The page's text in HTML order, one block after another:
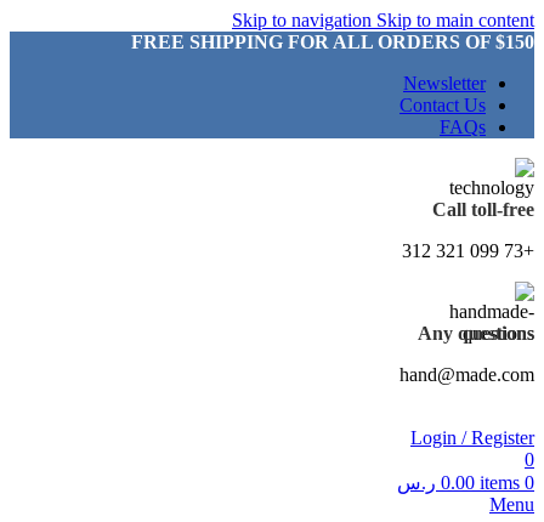
Skip to navigation Skip to main content
FREE SHIPPING FOR ALL ORDERS OF $150
Newsletter
Contact Us
FAQs
Call toll-free
+73 099 321 312
Any questions
hand@made.com
Login / Register
0
0
items
0.00 ر.س
Menu